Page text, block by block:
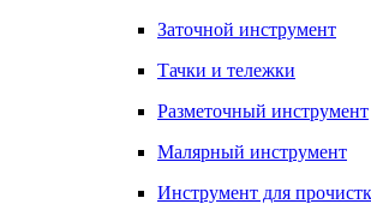
Заточной инструмент
Тачки и тележки
Разметочный инструмент
Малярный инструмент
Инструмент для